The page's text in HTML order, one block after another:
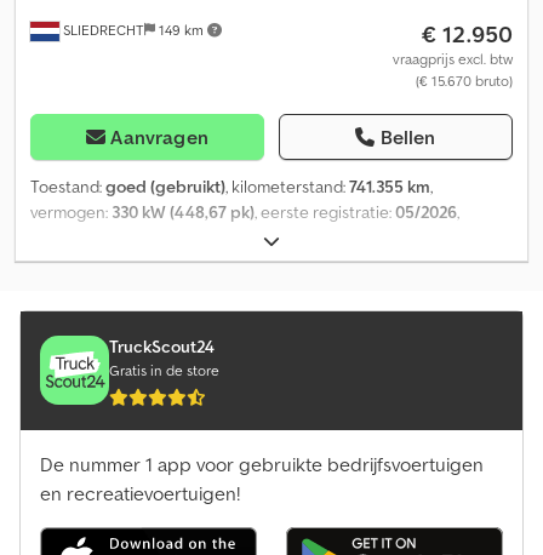
SLIEDRECHT 149 km € 12.950
vraagprijs excl. btw
(€ 15.670 bruto)
Aanvragen Bellen
Toestand:goed (gebruikt), kilometerstand:741.355 km,
vermogen: 330 kW (448,67 pk) , eerste registratie:05/2026
, bandenmaten:
4x2, wielbasis:3.800 mm, brandstof:diesel,
bestuurderscabine:slaapcabine, soort overbrenging:
automatisch
, emissieklasse:
toegestane aslast (as 1):8.000 kg
kg, Bouwjaar:2018, Uitrusting:
differentieelslot, elektrische raamverstelling, elektronisch
stabiliteitsprogramma (ESP), koelkast, roetfilter, spoiler,
Motorinhoud: 10.837 cc Asconfiguratie Bandenmaat: 315/70R22.5
TruckScout24
Gratis in de store
De nummer 1 app voor gebruikte bedrijfsvoertuigen
en recreatievoertuigen!